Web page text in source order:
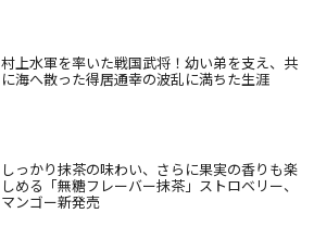
村上水軍を率いた戦国武将！幼い弟を支え、共
に海へ散った得居通幸の波乱に満ちた生涯
しっかり抹茶の味わい、さらに果実の香りも楽
しめる「無糖フレーバー抹茶」ストロベリー、
マンゴー新発売